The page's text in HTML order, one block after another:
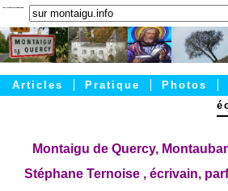
Photos
Pratique
Articles
Montaigu de Quercy,
Stéphane Ternoise , écrivain,